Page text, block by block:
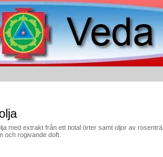
med extrakt från ett tiotal örter samt oljor av rosenträ,
och rogivande doft.